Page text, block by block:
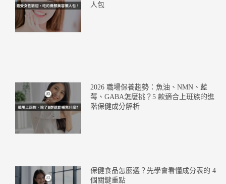
人包
2026 職場保養趨勢：魚油、NMN、藍
莓、GABA怎麼挑？5 款適合上班族的進
階保健成分解析
保健食品怎麼選？先學會看懂成分表的 4
個關鍵重點